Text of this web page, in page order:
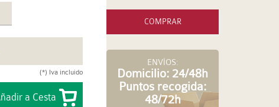
(*) Iva incluido
COMPRAR
ENVÍOS:
Domicilio: 24/48h
Puntos recogida:
48/72h